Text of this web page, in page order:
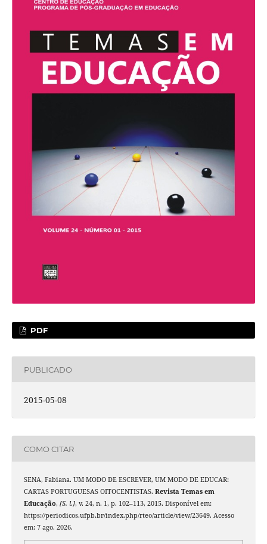
PDF
PUBLICADO
2015-05-08
COMO CITAR
SENA, Fabiana. UM MODO DE ESCREVER, UM MODO DE EDUCAR:
CARTAS PORTUGUESAS OITOCENTISTAS. Revista Temas em
Educação, [S. l.], v. 24, n. 1, p. 102–113, 2015. Disponível em:
https://periodicos.ufpb.br/index.php/rteo/article/view/23649. Acesso
em: 7 ago. 2026.